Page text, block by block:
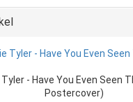
- Have You Even Seen
Postercover)